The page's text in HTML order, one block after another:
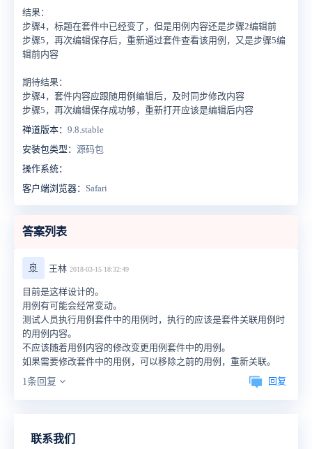
结果：
步骤4，标题在套件中已经变了，但是用例内容还是步骤2编辑前
步骤5，再次编辑保存后，重新通过套件查看该用例，又是步骤5编
辑前内容
期待结果：
步骤4，套件内容应跟随用例编辑后，及时同步修改内容
步骤5，再次编辑保存成功够，重新打开应该是编辑后内容
禅道版本： 9.8.stable
安装包类型： 源码包
操作系统：
客户端浏览器： Safari
答案列表
🚢 王林 2018-03-15 18:32:49
目前是这样设计的。
用例有可能会经常变动。
测试人员执行用例套件中的用例时，执行的应该是套件关联用例时
的用例内容。
不应该随着用例内容的修改变更用例套件中的用例。
如果需要修改套件中的用例，可以移除之前的用例，重新关联。
1条回复
回复
联系我们